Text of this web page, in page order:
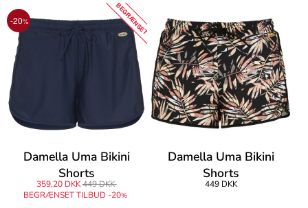
-20% BEGRÆNSET
Damella Uma Bikini
Shorts
359,20 DKK449 DKK
BEGRÆNSET TILBUD -20%
Damella Uma Bikini
Shorts
449 DKK